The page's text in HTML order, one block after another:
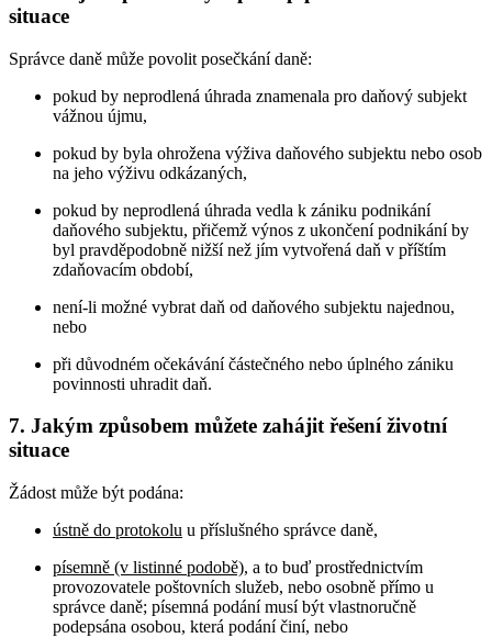
situace
Správce daně může povolit posečkání daně:
pokud by neprodlená úhrada znamenala pro daňový subjekt
vážnou újmu,
pokud by byla ohrožena výživa daňového subjektu nebo osob
na jeho výživu odkázaných,
pokud by neprodlená úhrada vedla k zániku podnikání
daňového subjektu, přičemž výnos z ukončení podnikání by
byl pravděpodobně nižší než jím vytvořená daň v příštím
zdaňovacím období,
není-li možné vybrat daň od daňového subjektu najednou,
nebo
při důvodném očekávání částečného nebo úplného zániku
povinnosti uhradit daň.
7. Jakým způsobem můžete zahájit řešení životní
situace
Žádost může být podána:
ústně do protokolu u příslušného správce daně,
písemně (v listinné podobě), a to buď prostřednictvím
provozovatele poštovních služeb, nebo osobně přímo u
správce daně; písemná podání musí být vlastnoručně
podepsána osobou, která podání činí, nebo